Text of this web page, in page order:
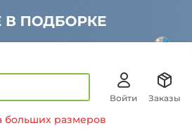
Войти Заказы
больших размеров